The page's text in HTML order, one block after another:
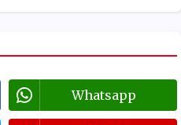
Whatsapp